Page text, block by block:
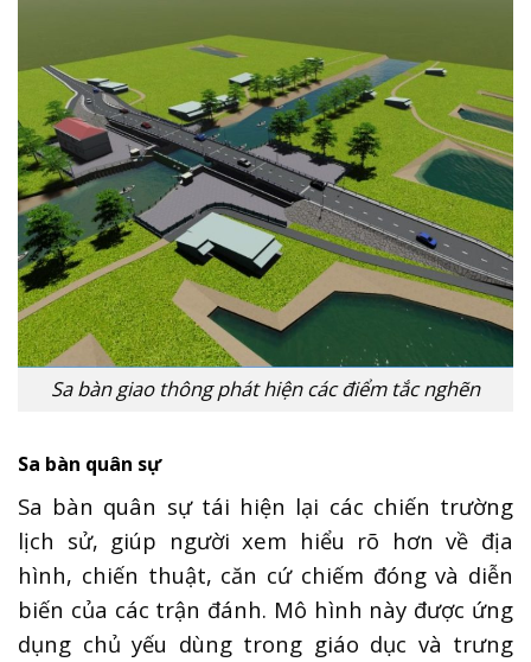
Sa bàn giao thông phát hiện các điểm tắc nghẽn
Sa bàn quân sự
Sa bàn quân sự tái hiện lại các chiến trường
lịch sử, giúp người xem hiểu rõ hơn về địa
hình, chiến thuật, căn cứ chiếm đóng và diễn
biến của các trận đánh. Mô hình này được ứng
dụng chủ yếu dùng trong giáo dục và trưng